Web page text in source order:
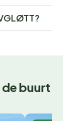
buurt